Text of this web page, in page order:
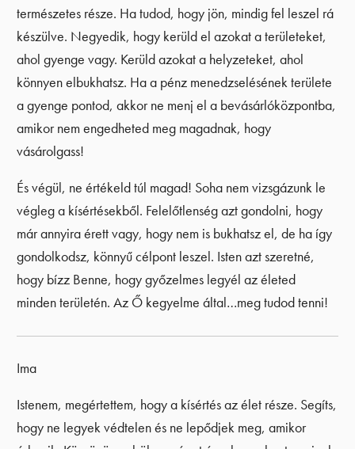
természetes része. Ha tudod, hogy jön, mindig fel leszel rá
készülve. Negyedik, hogy kerüld el azokat a területeket,
ahol gyenge vagy. Kerüld azokat a helyzeteket, ahol
könnyen elbukhatsz. Ha a pénz menedzselésének területe
a gyenge pontod, akkor ne menj el a bevásárlóközpontba,
amikor nem engedheted meg magadnak, hogy
vásárolgass!
És végül, ne értékeld túl magad! Soha nem vizsgázunk le
végleg a kísértésekből. Felelőtlenség azt gondolni, hogy
már annyira érett vagy, hogy nem is bukhatsz el, de ha így
gondolkodsz, könnyű célpont leszel. Isten azt szeretné,
hogy bízz Benne, hogy győzelmes legyél az életed
minden területén. Az Ő kegyelme által…meg tudod tenni!
Ima
Istenem, megértettem, hogy a kísértés az élet része. Segíts,
hogy ne legyek védtelen és ne lepődjek meg, amikor